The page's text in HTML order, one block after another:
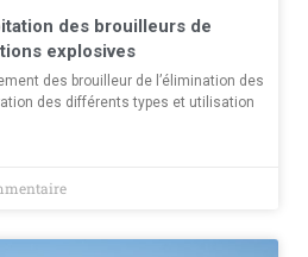
des brouilleurs de
explosives
des brouilleur de l’élimination des
des différents types et utilisation